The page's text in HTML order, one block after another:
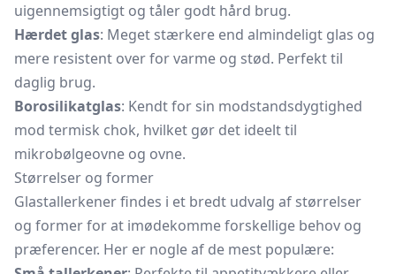
uigennemsigtigt og tåler godt hård brug.
Hærdet glas: Meget stærkere end almindeligt glas og
mere resistent over for varme og stød. Perfekt til
daglig brug.
Borosilikatglas: Kendt for sin modstandsdygtighed
mod termisk chok, hvilket gør det ideelt til
mikrobølgeovne og ovne.
Størrelser og former
Glastallerkener findes i et bredt udvalg af størrelser
og former for at imødekomme forskellige behov og
præferencer. Her er nogle af de mest populære: